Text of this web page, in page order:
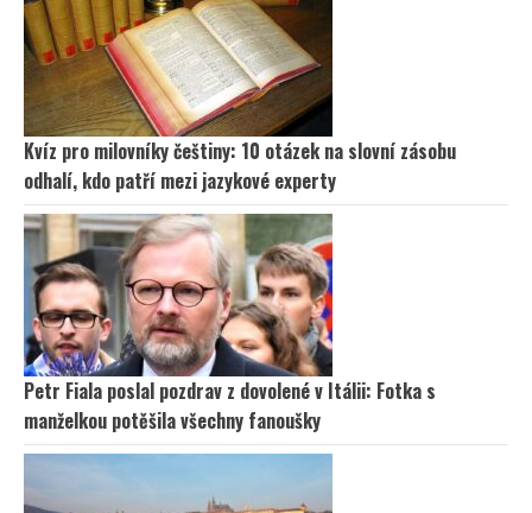
Kvíz pro milovníky češtiny: 10 otázek na slovní zásobu
odhalí, kdo patří mezi jazykové experty
Petr Fiala poslal pozdrav z dovolené v Itálii: Fotka s
manželkou potěšila všechny fanoušky